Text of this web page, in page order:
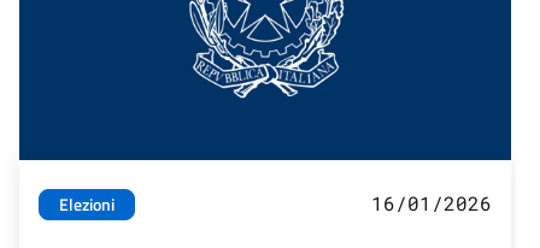
Elezioni 16/01/2026